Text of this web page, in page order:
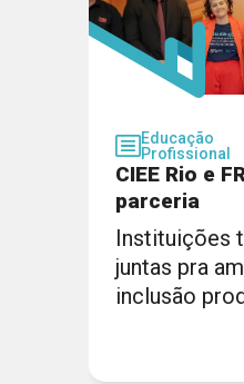
Educação
Profissional
CIEE Rio e
parceria
Instituições
juntas pra
inclusão